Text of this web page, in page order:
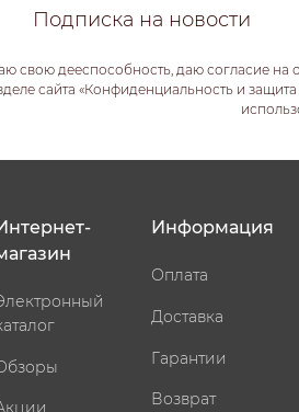
Подписка на новости
свою дееспособность, даю согласие
сайта «Конфиденциальность и
Информация
Оплата
Доставка
Гарантии
Возврат